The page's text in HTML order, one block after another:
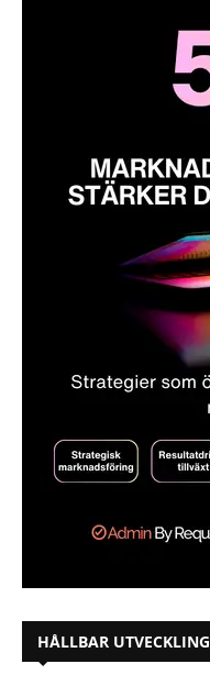
HÅLLBAR UTVECKLING